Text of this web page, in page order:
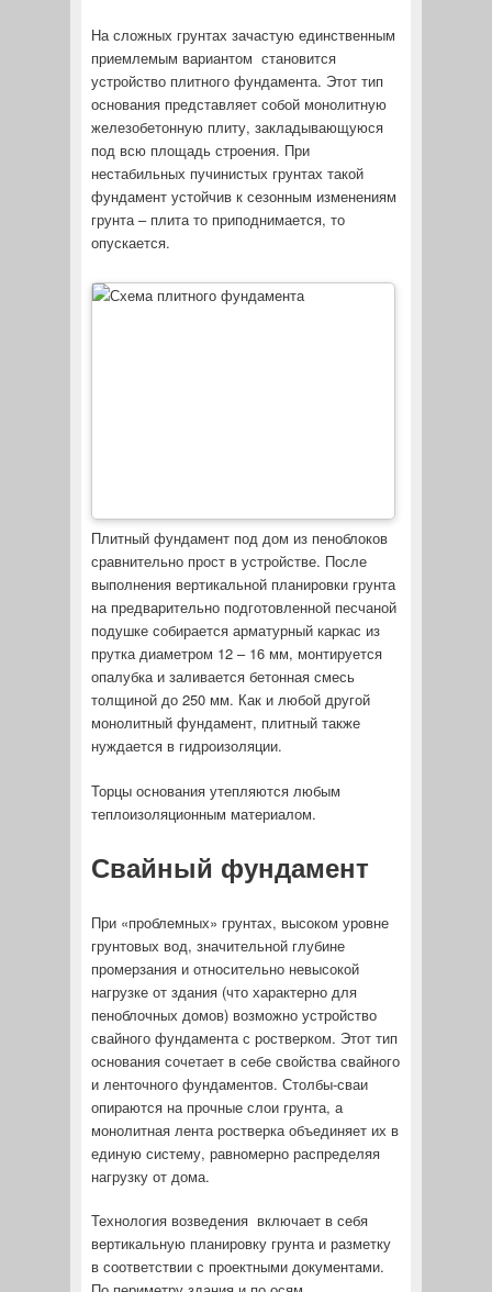
На сложных грунтах зачастую единственным
приемлемым вариантом становится
устройство плитного фундамента. Этот тип
основания представляет собой монолитную
железобетонную плиту, закладывающуюся
под всю площадь строения. При
нестабильных пучинистых грунтах такой
фундамент устойчив к сезонным изменениям
грунта – плита то приподнимается, то
опускается.
Плитный фундамент под дом из пеноблоков
сравнительно прост в устройстве. После
выполнения вертикальной планировки грунта
на предварительно подготовленной песчаной
подушке собирается арматурный каркас из
прутка диаметром 12 – 16 мм, монтируется
опалубка и заливается бетонная смесь
толщиной до 250 мм. Как и любой другой
монолитный фундамент, плитный также
нуждается в гидроизоляции.
Торцы основания утепляются любым
теплоизоляционным материалом.
Свайный фундамент
При «проблемных» грунтах, высоком уровне
грунтовых вод, значительной глубине
промерзания и относительно невысокой
нагрузке от здания (что характерно для
пеноблочных домов) возможно устройство
свайного фундамента с ростверком. Этот тип
основания сочетает в себе свойства свайного
и ленточного фундаментов. Столбы-сваи
опираются на прочные слои грунта, а
монолитная лента ростверка объединяет их в
единую систему, равномерно распределяя
нагрузку от дома.
Технология возведения включает в себя
вертикальную планировку грунта и разметку
в соответствии с проектными документами.